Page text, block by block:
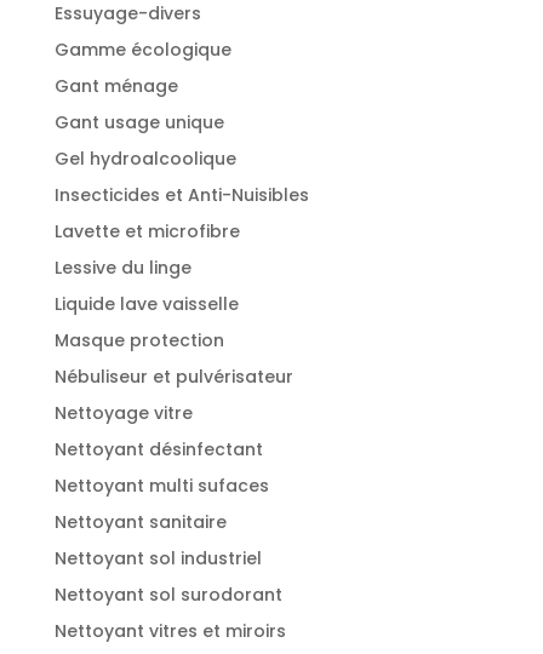
Essuyage-divers
Gamme écologique
Gant ménage
Gant usage unique
Gel hydroalcoolique
Insecticides et Anti-Nuisibles
Lavette et microfibre
Lessive du linge
Liquide lave vaisselle
Masque protection
Nébuliseur et pulvérisateur
Nettoyage vitre
Nettoyant désinfectant
Nettoyant multi sufaces
Nettoyant sanitaire
Nettoyant sol industriel
Nettoyant sol surodorant
Nettoyant vitres et miroirs